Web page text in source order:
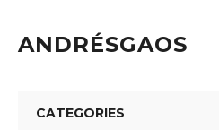
ANDRÉSGAOS
CATEGORIES